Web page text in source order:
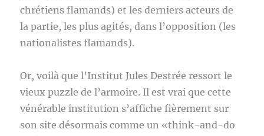
chrétiens flamands) et les derniers acteurs de
la partie, les plus agités, dans l’opposition (les
nationalistes flamands).
Or, voilà que l’Institut Jules Destrée ressort le
vieux puzzle de l’armoire. Il est vrai que cette
vénérable institution s’affiche fièrement sur
son site désormais comme un «think-and-do